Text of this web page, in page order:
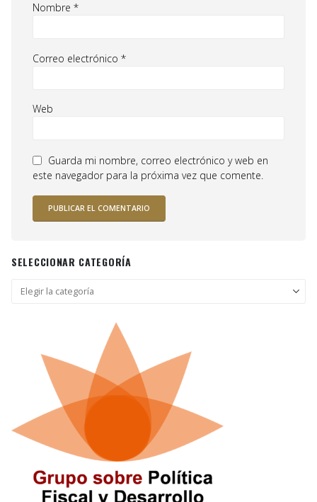
Nombre *
Correo electrónico *
Web
Guarda mi nombre, correo electrónico y web en
este navegador para la próxima vez que comente.
SELECCIONAR CATEGORÍA
Seleccionar
categoría